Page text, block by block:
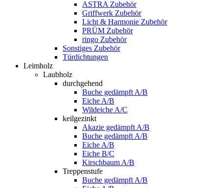
ASTRA Zubehör
Griffwerk Zubehör
Licht & Harmonie Zubehör
PRÜM Zubehör
ringo Zubehör
Sonstiges Zubehör
Türdichtungen
Leimholz
Laubholz
durchgehend
Buche gedämpft A/B
Eiche A/B
Wildeiche A/C
keilgezinkt
Akazie gedämpft A/B
Buche gedämpft A/B
Eiche A/B
Eiche B/C
Kirschbaum A/B
Treppenstufe
Buche gedämpft A/B